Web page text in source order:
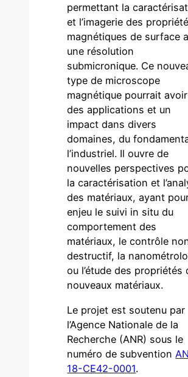
permettant la
et l’imagerie des
magnétiques de surface
une résolution
submicronique. Ce
type de microscope
magnétique pourrait avoir
des applications et un
impact dans divers
domaines, du
l’industriel. Il ouvre de
nouvelles perspectives
la caractérisation et
des matériaux, ayant
enjeu le suivi in situ du
comportement des
matériaux, le contrôle
destructif, la
ou l’étude des propriétés
nouveaux matériaux.
Le projet est soutenu par
l’Agence Nationale de la
Recherche (ANR) sous le
numéro de subvention
18-CE42-0001.